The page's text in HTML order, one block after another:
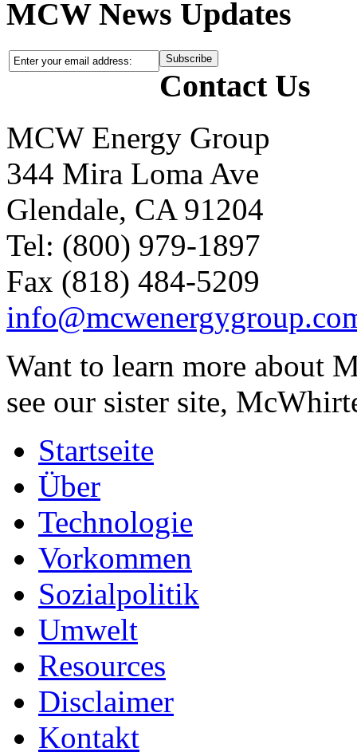
MCW News Updates
Contact Us
MCW Energy Group
344 Mira Loma Ave
Glendale, CA 91204
Tel: (800) 979-1897
Fax (818) 484-5209
Want to learn more about
see our sister site,
Startseite
Über
Technologie
Vorkommen
Sozialpolitik
Umwelt
Resources
Disclaimer
Kontakt